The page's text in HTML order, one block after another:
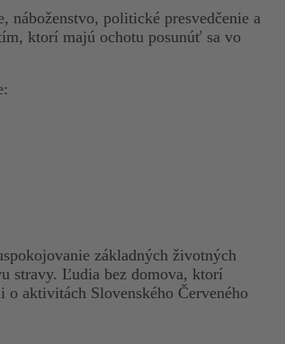
politické presvedčenie a
ktorí majú ochotu posunúť sa vo
základných životných
stravy. Ľudia bez domova, ktorí
aktivitách Slovenského Červeného